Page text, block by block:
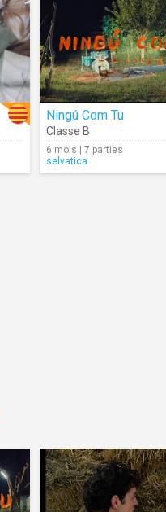
Ningú Com Tu
Classe B
6 mois | 7 parties
selvatica